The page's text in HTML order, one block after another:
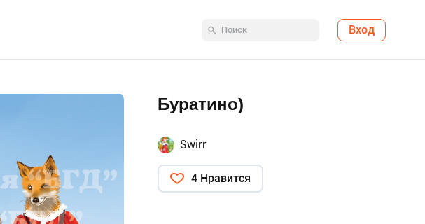
Вход
Буратино)
Swirr
4 Нравится